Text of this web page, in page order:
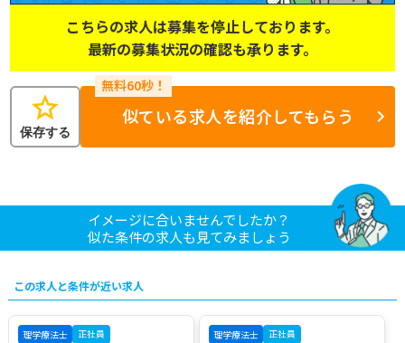
こちらの求人は募集を停止しております。
最新の募集状況の確認も承ります。
star
保存する
似ている求人を紹介してもらう
イメージに合いませんでしたか？
似た条件の求人も見てみましょう
この求人と条件が近い求人
理学療法士 正社員 理学療法士 正社員